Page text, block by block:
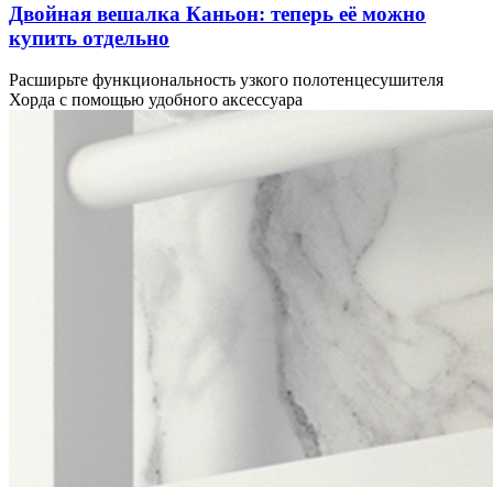
Двойная вешалка Каньон: теперь её можно
купить отдельно
Расширьте функциональность узкого полотенцесушителя
Хорда с помощью удобного аксессуара